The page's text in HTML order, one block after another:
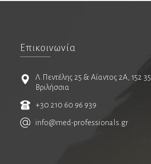
Νευρολόγοι
Νευροχειρουργοί
Λειτουργική νευροχειρουργική
Χειρουργοί σπονδυλικής στήλης
Επικοινωνία
Λ.Πεντέλης 25 & Αίαντος 2Α, 152 35
Βριλήσσια
+30 210 60 96 939
info@med-professionals.gr